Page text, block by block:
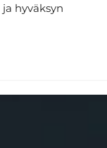
ja hyväksyn